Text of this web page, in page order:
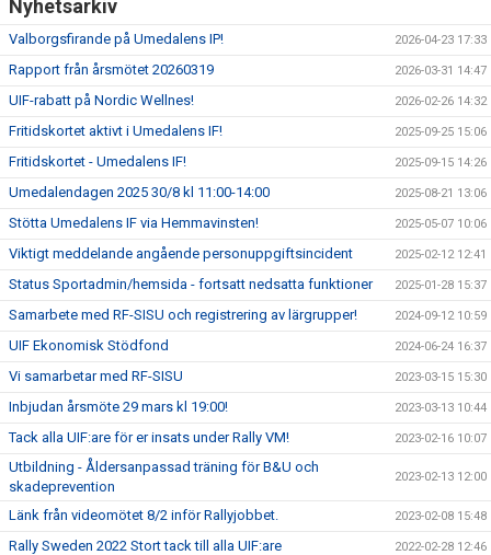
Nyhetsarkiv
Valborgsfirande på Umedalens IP! 2026-04-23 17:33
Rapport från årsmötet 20260319 2026-03-31 14:47
UIF-rabatt på Nordic Wellnes! 2026-02-26 14:32
Fritidskortet aktivt i Umedalens IF! 2025-09-25 15:06
Fritidskortet - Umedalens IF! 2025-09-15 14:26
Umedalendagen 2025 30/8 kl 11:00-14:00 2025-08-21 13:06
Stötta Umedalens IF via Hemmavinsten! 2025-05-07 10:06
Viktigt meddelande angående personuppgiftsincident 2025-02-12 12:41
Status Sportadmin/hemsida - fortsatt nedsatta funktioner 2025-01-28 15:37
Samarbete med RF-SISU och registrering av lärgrupper! 2024-09-12 10:59
UIF Ekonomisk Stödfond 2024-06-24 16:37
Vi samarbetar med RF-SISU 2023-03-15 15:30
Inbjudan årsmöte 29 mars kl 19:00! 2023-03-13 10:44
Tack alla UIF:are för er insats under Rally VM! 2023-02-16 10:07
Utbildning - Åldersanpassad träning för B&U och
skadeprevention
2023-02-13 12:00
Länk från videomötet 8/2 inför Rallyjobbet. 2023-02-08 15:48
Rally Sweden 2022 Stort tack till alla UIF:are 2022-02-28 12:46